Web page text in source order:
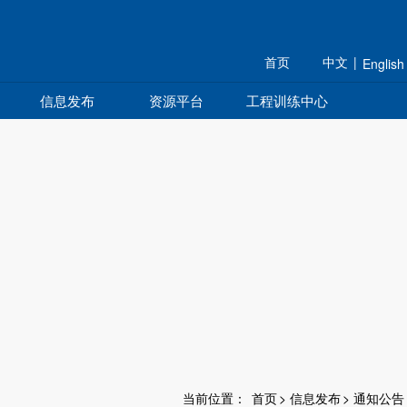
首页 中文 | English
信息发布 资源平台 工程训练中心
当前位置： 首页> 信息发布> 通知公告